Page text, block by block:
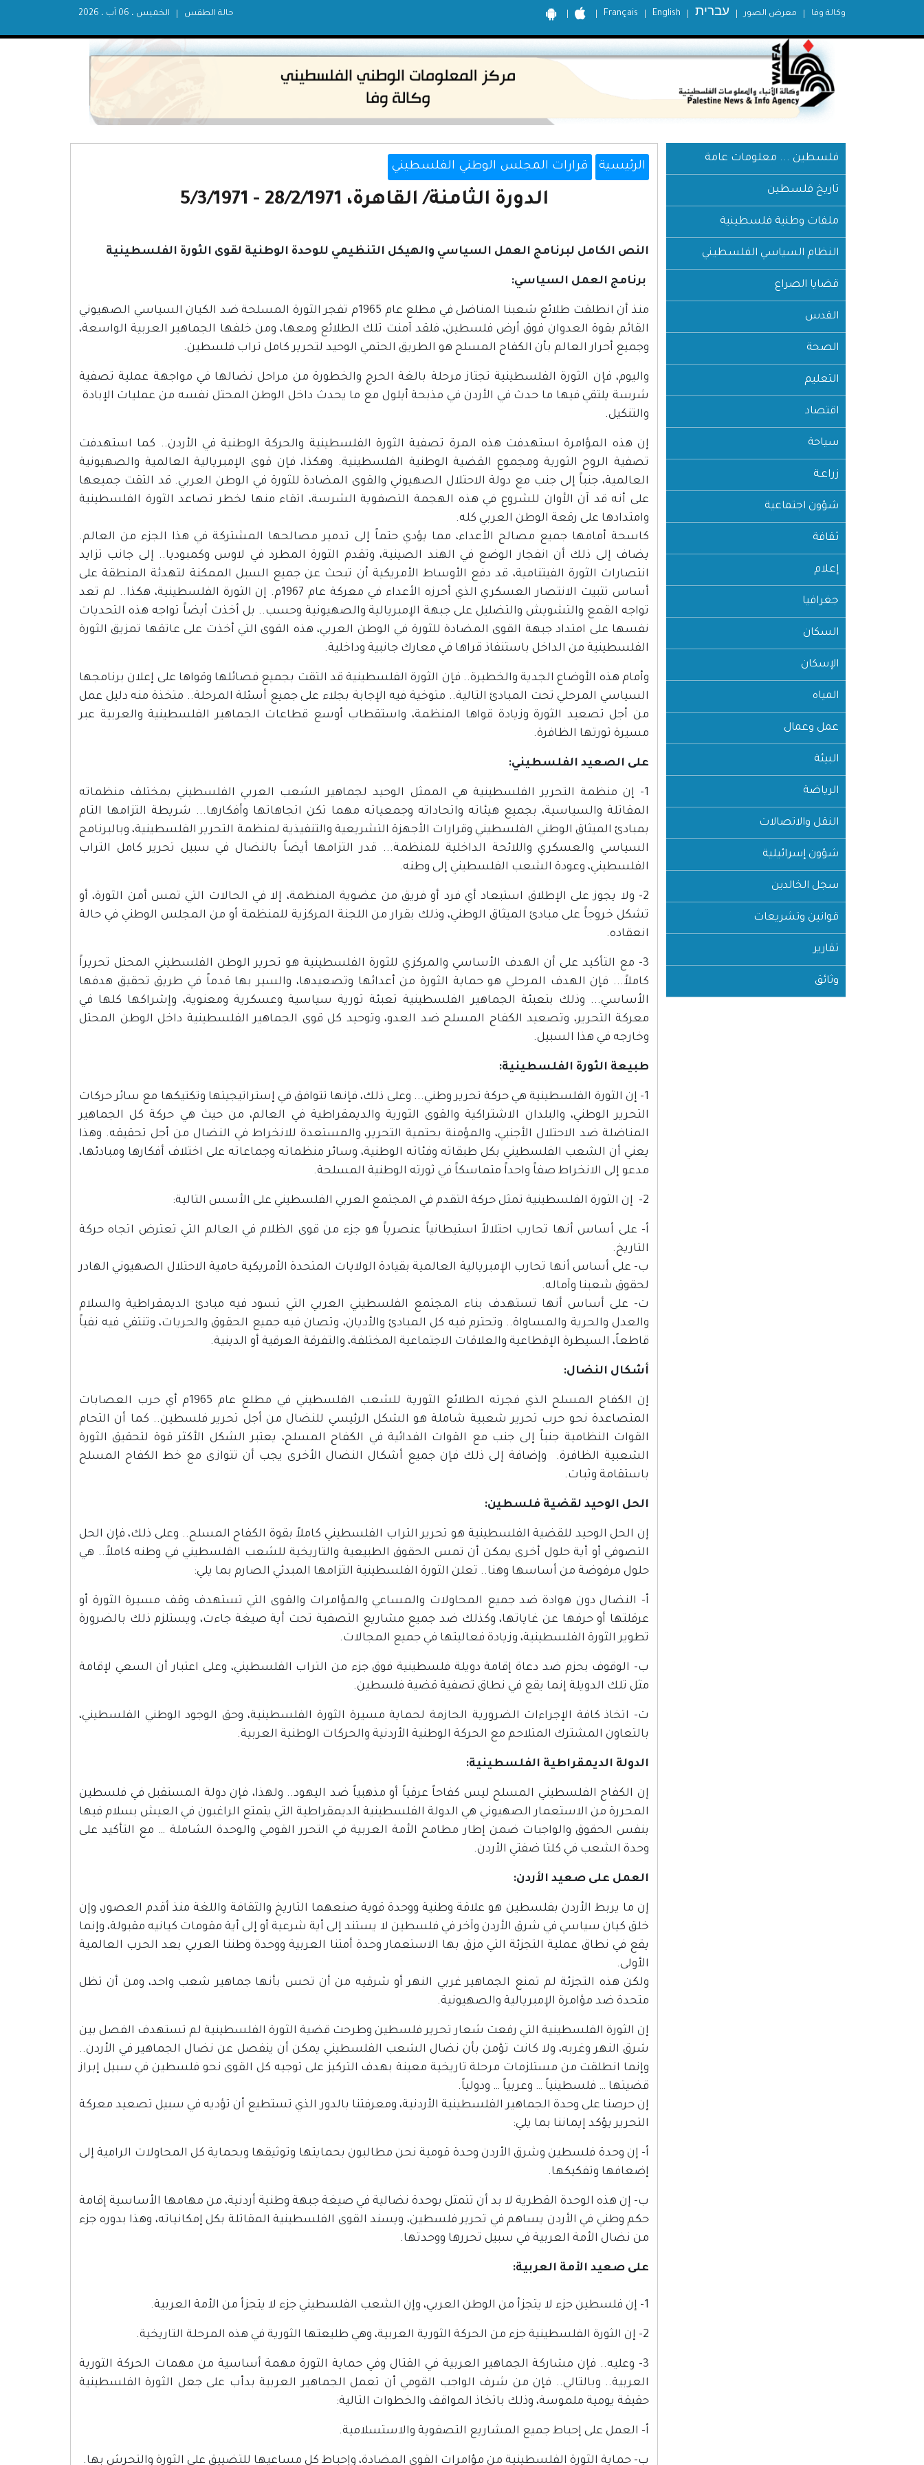
Français English עברית معرض الصور وكالة وفا الخميس ، 06 آب ، 2026 حالة الطقس
فلسطين ... معلومات عامة
تاريخ فلسطين
ملفات وطنية فلسطينية
النظام السياسي الفلسطيني
قضايا الصراع
القدس
الصحة
التعليم
اقتصاد
سياحة
زراعـة
شؤون اجتماعية
ثقافة
إعلام
جغرافيا
السكان
الإسكان
المياه
عمل وعمال
البيئة
الرياضة
النقل والاتصالات
شؤون إسرائيلية
سجل الخالدين
قوانين وتشريعات
تقارير
وثائق
الرئيسية قرارات المجلس الوطني الفلسطيني
الدورة الثامنة/ القاهرة، 28/2/1971 - 5/3/1971
النص الكامل لبرنامج العمل السياسي والهيكل التنظيمي للوحدة الوطنية لقوى الثورة الفلسطينية
برنامج العمل السياسي:
منذ أن انطلقت طلائع شعبنا المناضل في مطلع عام 1965م تفجر الثورة المسلحة ضد الكيان السياسي الصهيوني
القائم بقوة العدوان فوق أرض فلسطين، فلقد آمنت تلك الطلائع ومعها، ومن خلفها الجماهير العربية الواسعة،
وجميع أحرار العالم بأن الكفاح المسلح هو الطريق الحتمي الوحيد لتحرير كامل تراب فلسطين.
واليوم، فإن الثورة الفلسطينية تجتاز مرحلة بالغة الحرج والخطورة من مراحل نضالها في مواجهة عملية تصفية
شرسة يلتقي فيها ما حدث في الأردن في مذبحة أيلول مع ما يحدث داخل الوطن المحتل نفسه من عمليات الإبادة
والتنكيل.
إن هذه المؤامرة استهدفت هذه المرة تصفية الثورة الفلسطينية والحركة الوطنية في الأردن.. كما استهدفت
تصفية الروح الثورية ومجموع القضية الوطنية الفلسطينية. وهكذا، فإن قوى الإمبريالية العالمية والصهيونية
العالمية، جنباً إلى جنب مع دولة الاحتلال الصهيوني والقوى المضادة للثورة في الوطن العربي. قد التقت جميعها
على أنه قد آن الأوان للشروع في هذه الهجمة التصفوية الشرسة، اتقاء منها لخطر تصاعد الثورة الفلسطينية
وامتدادها على رقعة الوطن العربي كله.
كاسحة أمامها جميع مصالح الأعداء، مما يؤدي حتماً إلى تدمير مصالحها المشتركة في هذا الجزء من العالم.
يضاف إلى ذلك أن انفجار الوضع في الهند الصينية، وتقدم الثورة المطرد في لاوس وكمبوديا.. إلى جانب تزايد
انتصارات الثورة الفيتنامية، قد دفع الأوساط الأمريكية أن تبحث عن جميع السبل الممكنة لتهدئة المنطقة على
أساس تثبيت الانتصار العسكري الذي أحرزه الأعداء في معركة عام 1967م. إن الثورة الفلسطينية، هكذا.. لم تعد
تواجه القمع والتشويش والتضليل على جبهة الإمبريالية والصهيونية وحسب.. بل أخذت أيضاً تواجه هذه التحديات
نفسها على امتداد جبهة القوى المضادة للثورة في الوطن العربي، هذه القوى التي أخذت على عاتقها تمزيق الثورة
الفلسطينية من الداخل باستنفاذ قراها في معارك جانبية وداخلية.
وأمام هذه الأوضاع الجدية والخطيرة.. فإن الثورة الفلسطينية قد التقت بجميع فصائلها وقواها على إعلان برنامجها
السياسي المرحلي تحت المبادئ التالية.. متوخية فيه الإجابة بجلاء على جميع أسئلة المرحلة.. متخذة منه دليل عمل
من أجل تصعيد الثورة وزيادة قواها المنظمة، واستقطاب أوسع قطاعات الجماهير الفلسطينية والعربية عبر
مسيرة ثورتها الظافرة.
على الصعيد الفلسطيني:
1- إن منظمة التحرير الفلسطينية هي الممثل الوحيد لجماهير الشعب العربي الفلسطيني بمختلف منظماته
المقاتلة والسياسية، بجميع هيئاته واتحاداته وجمعياته مهما تكن اتجاهاتها وأفكارها... شريطة التزامها التام
بمبادئ الميثاق الوطني الفلسطيني وقرارات الأجهزة التشريعية والتنفيذية لمنظمة التحرير الفلسطينية، وبالبرنامج
السياسي والعسكري واللائحة الداخلية للمنظمة... قدر التزامها أيضاً بالنضال في سبيل تحرير كامل التراب
الفلسطيني، وعودة الشعب الفلسطيني إلى وطنه.
2- ولا يجوز على الإطلاق استبعاد أي فرد أو فريق من عضوية المنظمة، إلا في الحالات التي تمس أمن الثورة، أو
تشكل خروجاً على مبادئ الميثاق الوطني، وذلك بقرار من اللجنة المركزية للمنظمة أو من المجلس الوطني في حالة
انعقاده.
3- مع التأكيد على أن الهدف الأساسي والمركزي للثورة الفلسطينية هو تحرير الوطن الفلسطيني المحتل تحريراً
كاملاً... فإن الهدف المرحلي هو حماية الثورة من أعدائها وتصعيدها، والسير بها قدماً في طريق تحقيق هدفها
الأساسي... وذلك بتعبئة الجماهير الفلسطينية تعبئة ثورية سياسية وعسكرية ومعنوية، وإشراكها كلها في
معركة التحرير، وتصعيد الكفاح المسلح ضد العدو، وتوحيد كل قوى الجماهير الفلسطينية داخل الوطن المحتل
وخارجه في هذا السبيل.
طبيعة الثورة الفلسطينية:
1- إن الثورة الفلسطينية هي حركة تحرير وطني... وعلى ذلك، فإنها تتوافق في إستراتيجيتها وتكتيكها مع سائر حركات
التحرير الوطني، والبلدان الاشتراكية والقوى الثورية والديمقراطية في العالم، من حيث هي حركة كل الجماهير
المناضلة ضد الاحتلال الأجنبي، والمؤمنة بحتمية التحرير، والمستعدة للانخراط في النضال من أجل تحقيقه. وهذا
يعني أن الشعب الفلسطيني بكل طبقاته وفئاته الوطنية، وسائر منظماته وجماعاته على اختلاف أفكارها ومبادئها،
مدعو إلى الانخراط صفاً واحداً متماسكاً في ثورته الوطنية المسلحة.
2- إن الثورة الفلسطينية تمثل حركة التقدم في المجتمع العربي الفلسطيني على الأسس التالية:
أ‌- على أساس أنها تحارب احتلالاً استيطانياً عنصرياً هو جزء من قوى الظلام في العالم التي تعترض اتجاه حركة
التاريخ.
ب‌- على أساس أنها تحارب الإمبريالية العالمية بقيادة الولايات المتحدة الأمريكية حامية الاحتلال الصهيوني الهادر
لحقوق شعبنا وآماله.
ت‌- على أساس أنها تستهدف بناء المجتمع الفلسطيني العربي التي تسود فيه مبادئ الديمقراطية والسلام
والعدل والحرية والمساواة.. وتحترم فيه كل المبادئ والأديان، وتصان فيه جميع الحقوق والحريات، وتنتفي فيه نفياً
قاطعاً، السيطرة الإقطاعية والعلاقات الاجتماعية المختلفة، والتفرقة العرقية أو الدينية.
أشكال النضال:
إن الكفاح المسلح الذي فجرته الطلائع الثورية للشعب الفلسطيني في مطلع عام 1965م أي حرب العصابات
المتصاعدة نحو حرب تحرير شعبية شاملة هو الشكل الرئيسي للنضال من أجل تحرير فلسطين.. كما أن التحام
القوات النظامية جنباً إلى جنب مع القوات الفدائية في الكفاح المسلح، يعتبر الشكل الأكثر قوة لتحقيق الثورة
الشعبية الظافرة. وإضافة إلى ذلك فإن جميع أشكال النضال الأخرى يجب أن تتوازى مع خط الكفاح المسلح
باستقامة وثبات.
الحل الوحيد لقضية فلسطين:
إن الحل الوحيد للقضية الفلسطينية هو تحرير التراب الفلسطيني كاملاً بقوة الكفاح المسلح.. وعلى ذلك، فإن الحل
التصوفي أو أية حلول أخرى يمكن أن تمس الحقوق الطبيعية والتاريخية للشعب الفلسطيني في وطنه كاملاً.. هي
حلول مرفوضة من أساسها وهنا.. تعلن الثورة الفلسطينية التزامها المبدئي الصارم بما يلي:
أ‌- النضال دون هوادة ضد جميع المحاولات والمساعي والمؤامرات والقوى التي تستهدف وقف مسيرة الثورة أو
عرقلتها أو حرفها عن غاياتها، وكذلك ضد جميع مشاريع التصفية تحت أية صيغة جاءت، ويستلزم ذلك بالضرورة
تطوير الثورة الفلسطينية، وزيادة فعاليتها في جميع المجالات.
ب‌- الوقوف بحزم ضد دعاة إقامة دويلة فلسطينية فوق جزء من التراب الفلسطيني، وعلى اعتبار أن السعي لإقامة
مثل تلك الدويلة إنما يقع في نطاق تصفية قضية فلسطين.
ت‌- اتخاذ كافة الإجراءات الضرورية الحازمة لحماية مسيرة الثورة الفلسطينية، وحق الوجود الوطني الفلسطيني،
بالتعاون المشترك المتلاحم مع الحركة الوطنية الأردنية والحركات الوطنية العربية.
الدولة الديمقراطية الفلسطينية:
إن الكفاح الفلسطيني المسلح ليس كفاحاً عرقياً أو مذهبياً ضد اليهود.. ولهذا، فإن دولة المستقبل في فلسطين
المحررة من الاستعمار الصهيوني هي الدولة الفلسطينية الديمقراطية التي يتمتع الراغبون في العيش بسلام فيها
بنفس الحقوق والواجبات ضمن إطار مطامح الأمة العربية في التحرر القومي والوحدة الشاملة … مع التأكيد على
وحدة الشعب في كلتا ضفتي الأردن.
العمل على صعيد الأردن:
إن ما يربط الأردن بفلسطين هو علاقة وطنية ووحدة قوية صنعهما التاريخ والثقافة واللغة منذ أقدم العصور، وإن
خلق كيان سياسي في شرق الأردن وآخر في فلسطين لا يستند إلى أية شرعية أو إلى أية مقومات كيانيه مقبولة، وإنما
يقع في نطاق عملية التجزئة التي مزق بها الاستعمار وحدة أمتنا العربية ووحدة وطننا العربي بعد الحرب العالمية
الأولى.
ولكن هذه التجزئة لم تمنع الجماهير غربي النهر أو شرقيه من أن تحس بأنها جماهير شعب واحد، ومن أن تظل
متحدة ضد مؤامرة الإمبريالية والصهيونية.
إن الثورة الفلسطينية التي رفعت شعار تحرير فلسطين وطرحت قضية الثورة الفلسطينية لم تستهدف الفصل بين
شرق النهر وغربه، ولا كانت تؤمن بأن نضال الشعب الفلسطيني يمكن أن ينفصل عن نضال الجماهير في الأردن..
وإنما انطلقت من مستلزمات مرحلة تاريخية معينة بهدف التركيز على توجيه كل القوى نحو فلسطين في سبيل إبراز
قضيتها … فلسطينياً … وعربياً … ودولياً.
إن حرصنا على وحدة الجماهير الفلسطينية الأردنية، ومعرفتنا بالدور الذي تستطيع أن تؤديه في سبيل تصعيد معركة
التحرير يؤكد إيماننا بما يلي:
أ‌- إن وحدة فلسطين وشرق الأردن وحدة قومية نحن مطالبون بحمايتها وتوثيقها وبحماية كل المحاولات الرامية إلى
إضعافها وتفكيكها.
ب‌- إن هذه الوحدة القطرية لا بد أن تتمثل بوحدة نضالية في صيغة جبهة وطنية أردنية، من مهامها الأساسية إقامة
حكم وطني في الأردن يساهم في تحرير فلسطين، ويسند القوى الفلسطينية المقاتلة بكل إمكانياته، وهذا بدوره جزء
من نضال الأمة العربية في سبيل تحررها ووحدتها.
على صعيد الأمة العربية:
1- إن فلسطين جزء لا يتجزأ من الوطن العربي، وإن الشعب الفلسطيني جزء لا يتجزأ من الأمة العربية.
2- إن الثورة الفلسطينية جزء من الحركة الثورية العربية، وهي طليعتها الثورية في هذه المرحلة التاريخية.
3- وعليه.. فإن مشاركة الجماهير العربية في القتال وفي حماية الثورة مهمة أساسية من مهمات الحركة الثورية
العربية.. وبالتالي.. فإن من شرف الواجب القومي أن تعمل الجماهير العربية بدأب على جعل الثورة الفلسطينية
حقيقة يومية ملموسة، وذلك باتخاذ المواقف والخطوات التالية:
أ‌- العمل على إحباط جميع المشاريع التصفوية والاستسلامية.
ب‌- حماية الثورة الفلسطينية من مؤامرات القوى المضادة، وإحباط كل مساعيها للتضييق على الثورة والتحرش بها.